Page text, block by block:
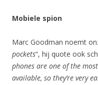
Mobiele spion
Marc Goodman noemt
pockets“, hij quote ook
phones are one of the
available, so they’re very